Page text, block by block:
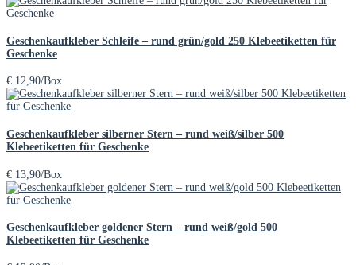
Geschenkaufkleber Schleife – rund grün/gold 250 Klebeetiketten für
Geschenke
€ 12,90/Box
Geschenkaufkleber silberner Stern – rund weiß/silber 500
Klebeetiketten für Geschenke
€ 13,90/Box
Geschenkaufkleber goldener Stern – rund weiß/gold 500
Klebeetiketten für Geschenke